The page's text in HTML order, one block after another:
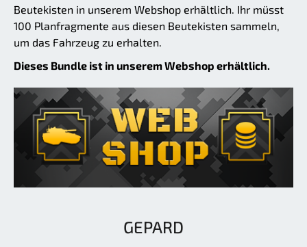
Beutekisten in unserem Webshop erhältlich. Ihr müsst
100 Planfragmente aus diesen Beutekisten sammeln,
um das Fahrzeug zu erhalten.
Dieses Bundle ist in unserem Webshop erhältlich.
GEPARD